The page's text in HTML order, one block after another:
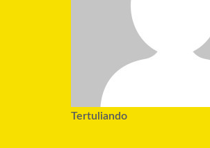
Tertuliando